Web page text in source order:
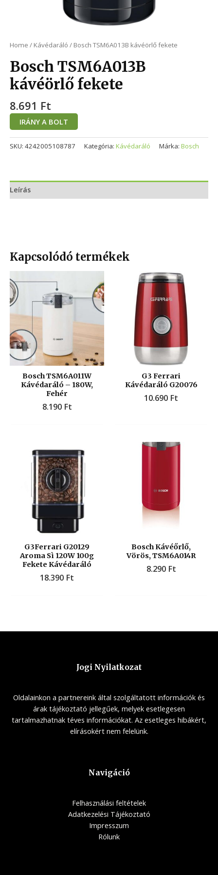
Home / Kávédaráló / Bosch TSM6A013B kávéörlő fekete
Bosch TSM6A013B
kávéörlő fekete
8.691 Ft
IRÁNY A BOLT
SKU: 4242005108787 Kategória: Kávédaráló Márka: Bosch
Leírás
Kapcsolódó termékek
Bosch TSM6A011W
Kávédaráló – 180W,
Fehér
8.190 Ft
G3 Ferrari
Kávédaráló G20076
10.690 Ft
G3Ferrari G20129
Aroma Sì 120W 100g
Fekete Kávédaráló
18.390 Ft
Bosch Kávéőrlő,
Vörös, TSM6A014R
8.290 Ft
Jogi Nyilatkozat
Oldalainkon a partnereink által szolgáltatott információk és
árak tájékoztató jellegűek, melyek esetlegesen
tartalmazhatnak téves információkat. Az esetleges hibákért,
elírásokért nem felelünk.
Navigáció
Felhasználási feltételek
Adatkezelési Tájékoztató
Impresszum
Rólunk